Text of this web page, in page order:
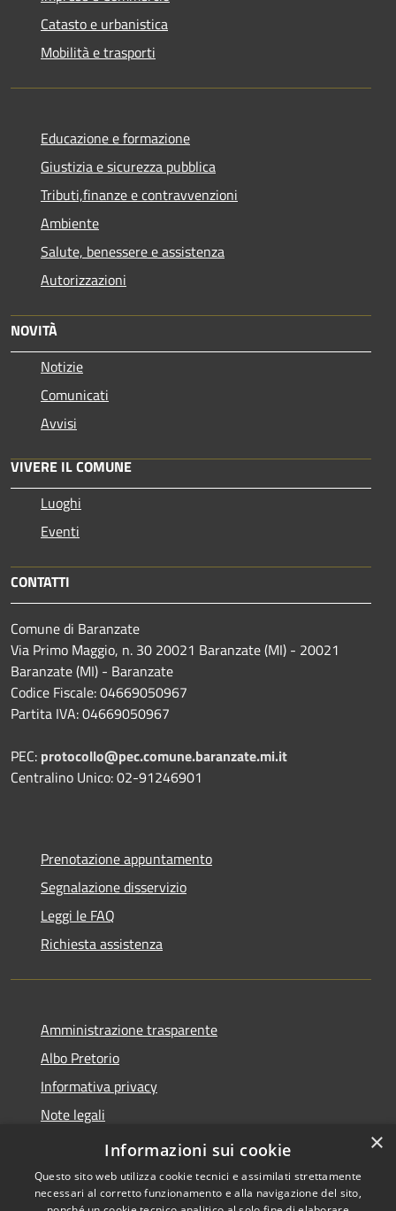
Catasto e urbanistica
Mobilità e trasporti
Educazione e formazione
Giustizia e sicurezza pubblica
Tributi,finanze e contravvenzioni
Ambiente
Salute, benessere e assistenza
Autorizzazioni
NOVITÀ
Notizie
Comunicati
Avvisi
VIVERE IL COMUNE
Luoghi
Eventi
CONTATTI
Comune di Baranzate
Via Primo Maggio, n. 30 20021 Baranzate (MI) - 20021
Baranzate (MI) - Baranzate
Codice Fiscale: 04669050967
Partita IVA: 04669050967
PEC: protocollo@pec.comune.baranzate.mi.it
Centralino Unico: 02-91246901
Prenotazione appuntamento
Segnalazione disservizio
Leggi le FAQ
Richiesta assistenza
Amministrazione trasparente
Albo Pretorio
Informativa privacy
Note legali
Dichiarazione di accessibilità
×
Informazioni sui cookie
Questo sito web utilizza cookie tecnici e assimilati strettamente
necessari al corretto funzionamento e alla navigazione del sito,